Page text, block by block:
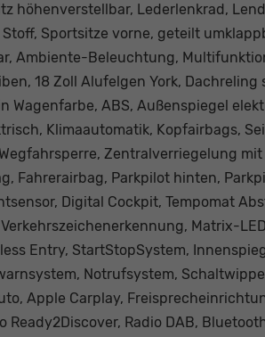
höhenverstellbar, Lederlenkrad,
Sportsitze vorne, geteilt
Ambiente-Beleuchtung,
18 Zoll Alufelgen York, Dachreling
Wagenfarbe, ABS, Außenspiegel
Klimaautomatik, Kopfairbags,
Zentralverriegelung mit
Fahrerairbag, Parkpilot hinten,
Digital Cockpit, Tempomat
Matrix-
Entry, StartStopSystem,
Notrufsystem,
Apple Carplay,
Ready2Discover, Radio DAB,